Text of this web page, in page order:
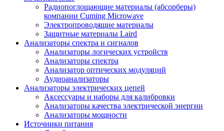
Радиопоглощающие материалы (абсорберы)
компании Cuming Microwave
Электропроводящие материалы
Защитные материалы Laird
Анализаторы спектра и сигналов
Анализаторы логических устройств
Анализаторы спектра
Анализатор оптических модуляций
Аудиоанализаторы
Анализаторы электрических цепей
Аксессуары и наборы для калибровки
Анализаторы качества электрической энергии
Анализаторы мощности
Источники питания